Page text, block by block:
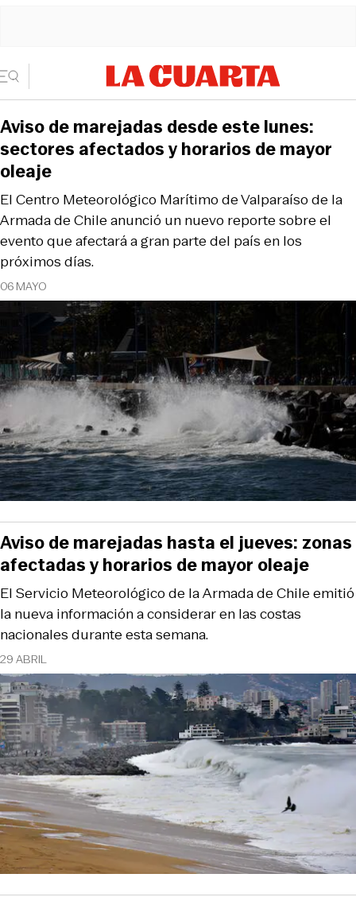
06 MAYO
El Centro Meteorológico Marítimo de Valparaíso de la
Armada de Chile anunció un nuevo reporte sobre el
evento que afectará a gran parte del país en los
próximos días.
Aviso de marejadas desde este lunes:
sectores afectados y horarios de mayor
oleaje
29 ABRIL
El Servicio Meteorológico de la Armada de Chile emitió
la nueva información a considerar en las costas
nacionales durante esta semana.
Aviso de marejadas hasta el jueves: zonas
afectadas y horarios de mayor oleaje